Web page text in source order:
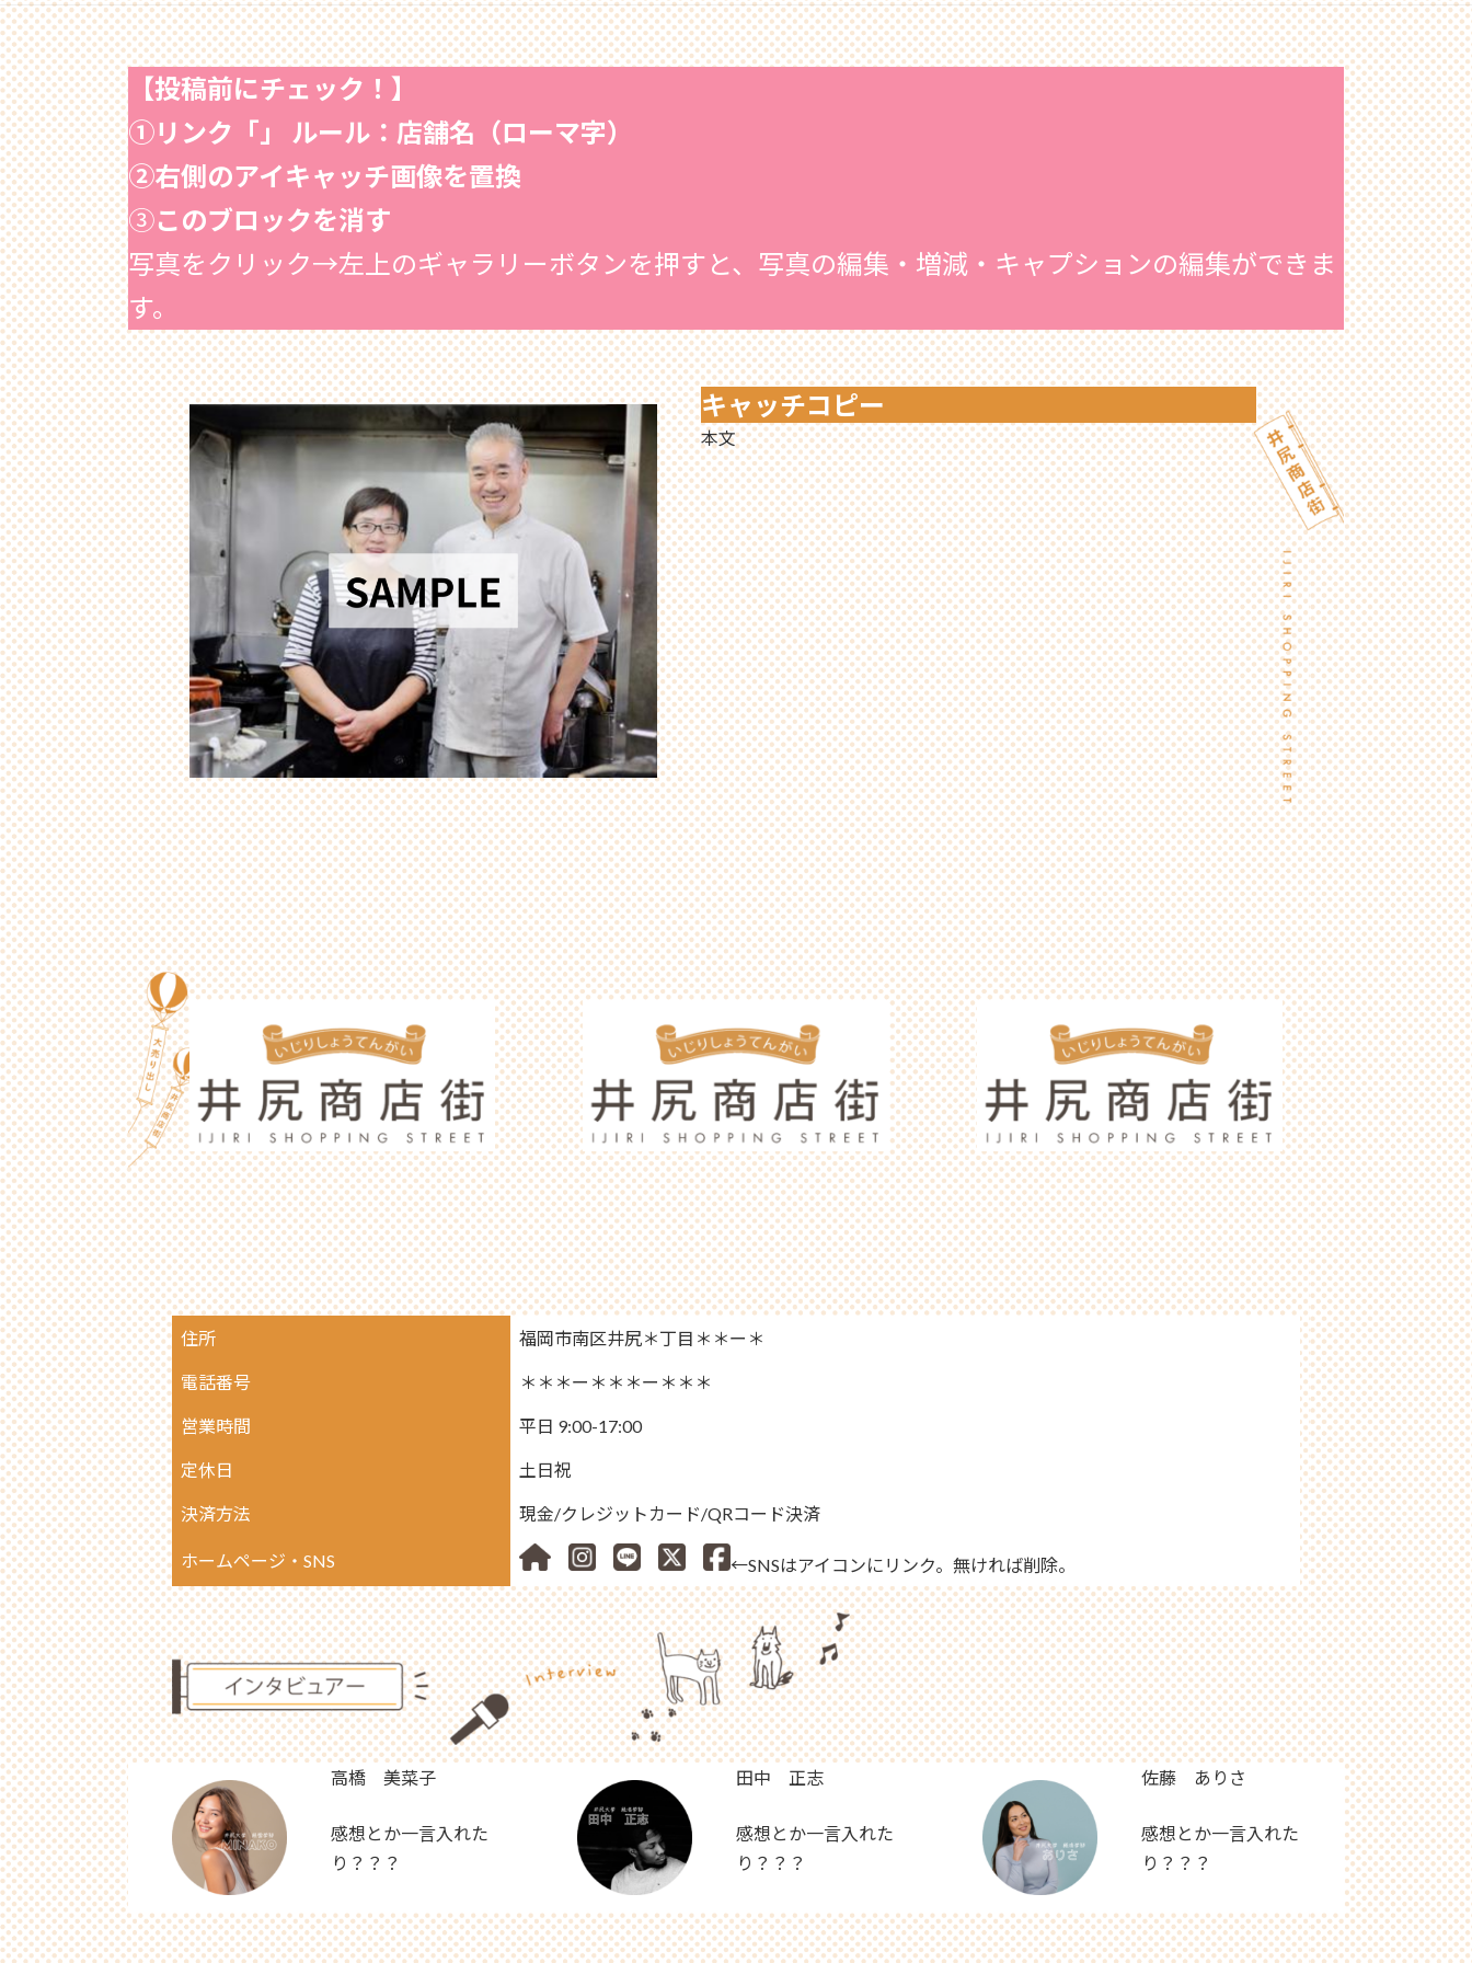
【投稿前にチェック！】
①リンク「」 ルール：店舗名（ローマ字）
②右側のアイキャッチ画像を置換
③このブロックを消す
写真をクリック→左上のギャラリーボタンを押すと、写真の編集・増減・キャプションの編集ができま
す。
キャッチコピー
本文
住所 福岡市南区井尻＊丁目＊＊ー＊
電話番号 ＊＊＊ー＊＊＊ー＊＊＊
営業時間 平日 9:00-17:00
定休日 土日祝
決済方法 現金/クレジットカード/QRコード決済
ホームページ・SNS ←SNSはアイコンにリンク。無ければ削除。
高橋 美菜子
感想とか一言入れた
り？？？
田中 正志
感想とか一言入れた
り？？？
佐藤 ありさ
感想とか一言入れた
り？？？